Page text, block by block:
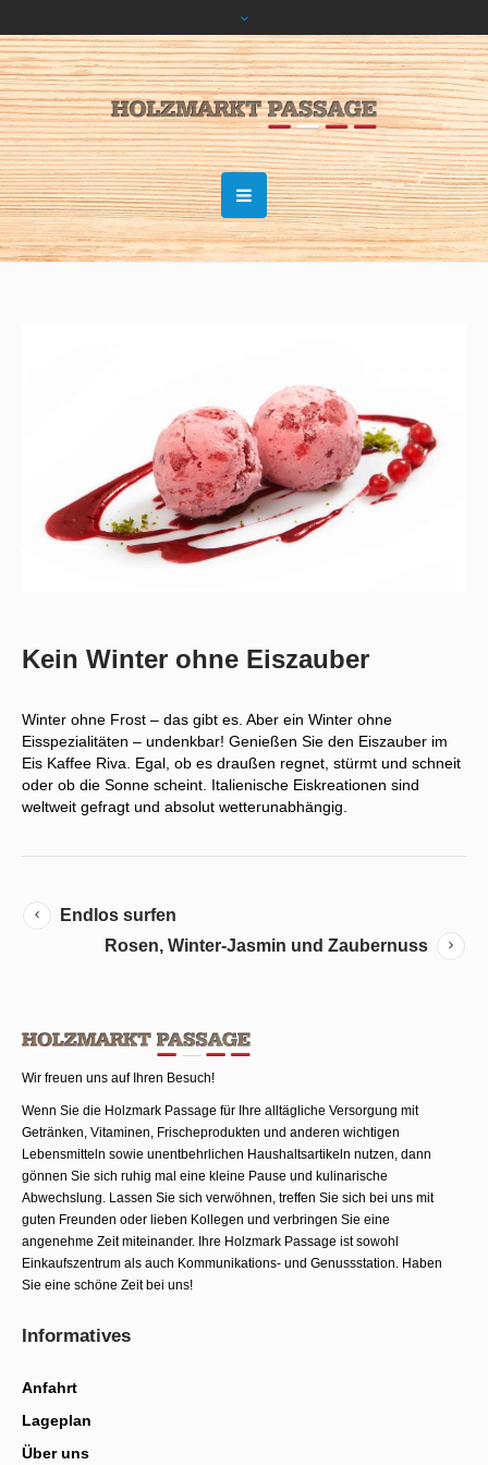
Kein Winter ohne Eiszauber
Winter ohne Frost – das gibt es. Aber ein Winter ohne
Eisspezialitäten – undenkbar! Genießen Sie den Eiszauber im
Eis Kaffee Riva. Egal, ob es draußen regnet, stürmt und schneit
oder ob die Sonne scheint. Italienische Eiskreationen sind
weltweit gefragt und absolut wetterunabhängig.
Endlos surfen
Rosen, Winter-Jasmin und Zaubernuss
Wir freuen uns auf Ihren Besuch!
Wenn Sie die Holzmark Passage für Ihre alltägliche Versorgung mit
Getränken, Vitaminen, Frischeprodukten und anderen wichtigen
Lebensmitteln sowie unentbehrlichen Haushaltsartikeln nutzen, dann
gönnen Sie sich ruhig mal eine kleine Pause und kulinarische
Abwechslung. Lassen Sie sich verwöhnen, treffen Sie sich bei uns mit
guten Freunden oder lieben Kollegen und verbringen Sie eine
angenehme Zeit miteinander. Ihre Holzmark Passage ist sowohl
Einkaufszentrum als auch Kommunika­tions- und Genussstation. Haben
Sie eine schöne Zeit bei uns!
Informatives
Anfahrt
Lageplan
Über uns